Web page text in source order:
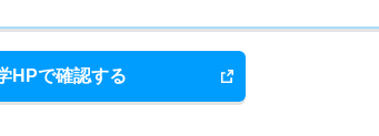
HPで確認する